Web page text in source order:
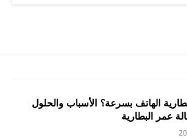
بطارية الهاتف بسرعة؟ الأسباب والحلول
عمر البطارية